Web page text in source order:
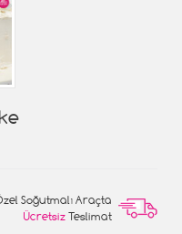
Soğutmalı Araçta
Ücretsiz Teslimat